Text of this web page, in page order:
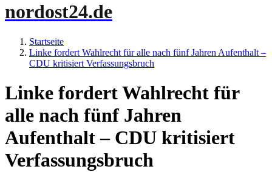
nordost24.de
Startseite
Linke fordert Wahlrecht für alle nach fünf Jahren Aufenthalt –
CDU kritisiert Verfassungsbruch
Linke fordert Wahlrecht für
alle nach fünf Jahren
Aufenthalt – CDU kritisiert
Verfassungsbruch